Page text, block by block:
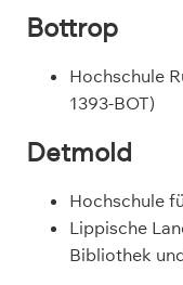
Bottrop
Hochschule
1393-BOT)
Detmold
Hochschule
Lippische
Bibliothek